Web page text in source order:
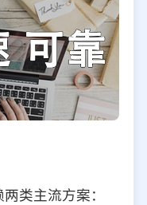
类主流方案：